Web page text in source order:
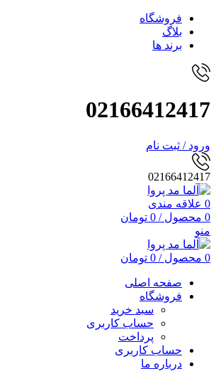
فروشگاه
بلاگ
برند ها
02166412417
ورود / ثبت نام
02166412417
0 علاقه مندی
0 محصول /
0 تومان
منو
0 محصول /
0 تومان
صفحه اصلی
فروشگاه
سبد خرید
حساب کاربری
پرداخت
حساب کاربری
درباره ما